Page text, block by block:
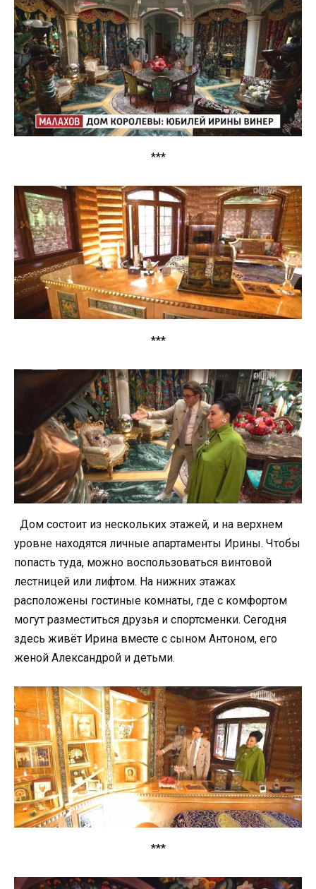
***
***
Дом состоит из нескольких этажей, и на верхнем
уровне находятся личные апартаменты Ирины. Чтобы
попасть туда, можно воспользоваться винтовой
лестницей или лифтом. На нижних этажах
расположены гостиные комнаты, где с комфортом
могут разместиться друзья и спортсменки. Сегодня
здесь живёт Ирина вместе с сыном Антоном, его
женой Александрой и детьми.
***